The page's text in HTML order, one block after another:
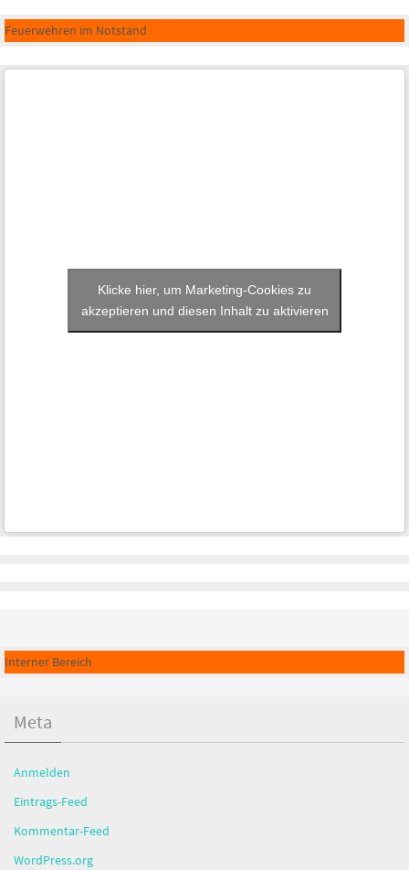
Feuerwehren im Notstand
Klicke hier, um Marketing-Cookies zu
akzeptieren und diesen Inhalt zu aktivieren
Interner Bereich
Meta
Anmelden
Eintrags-Feed
Kommentar-Feed
WordPress.org